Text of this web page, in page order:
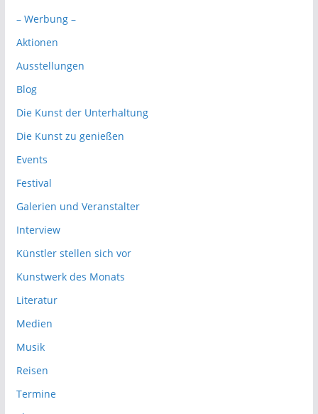
– Werbung –
Aktionen
Ausstellungen
Blog
Die Kunst der Unterhaltung
Die Kunst zu genießen
Events
Festival
Galerien und Veranstalter
Interview
Künstler stellen sich vor
Kunstwerk des Monats
Literatur
Medien
Musik
Reisen
Termine